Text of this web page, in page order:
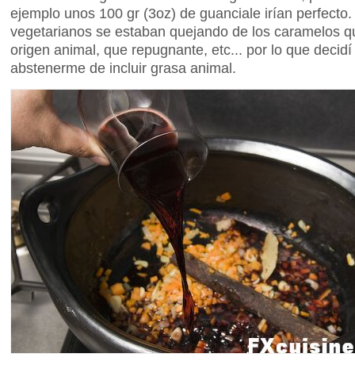
ejemplo unos 100 gr (3oz) de guanciale irían
vegetarianos se estaban quejando de los caramelos
origen animal, que repugnante, etc... por lo que
abstenerme de incluir grasa animal.